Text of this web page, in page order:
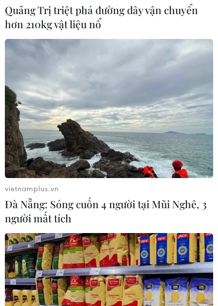
Quảng Trị triệt phá đường dây vận chuyển
hơn 210kg vật liệu nổ
vietnamplus.vn
Đà Nẵng: Sóng cuốn 4 người tại Mũi Nghê, 3
người mất tích